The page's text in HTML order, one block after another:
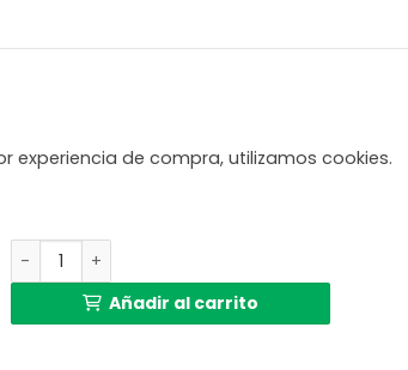
experiencia de compra, utilizamos cookies.
Pantalla de lámpara cónica negra Anne
Añadir al carrito